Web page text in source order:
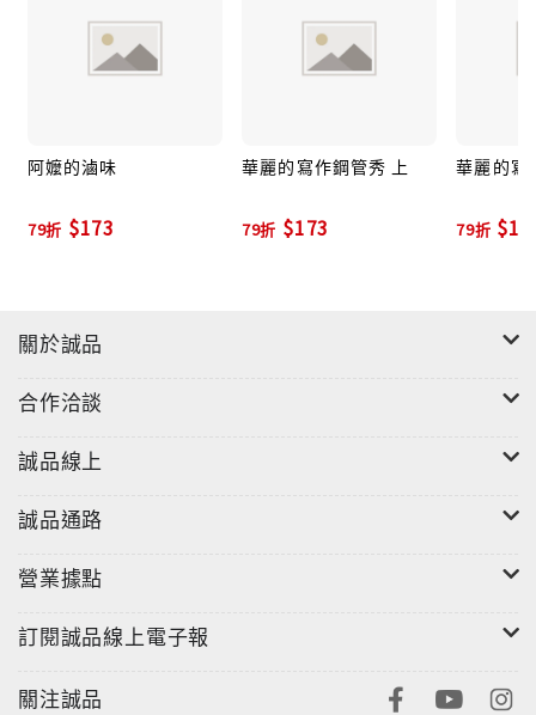
阿嬤的滷味
79折 $173
華麗的寫作鋼管秀 上
79折 $173
華麗的寫
79折
關於誠品
合作洽談
誠品線上
誠品通路
營業據點
訂閱誠品線上電子報
關注誠品